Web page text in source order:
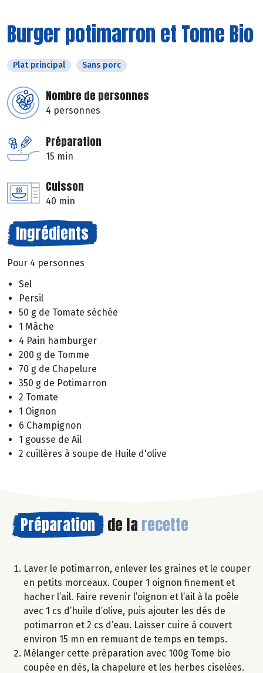
Burger potimarron et Tome Bio
Plat principal Sans porc
Nombre de personnes
4 personnes
Préparation
15 min
Cuisson
40 min
Ingrédients
Pour 4 personnes
Sel
Persil
50 g de Tomate séchée
1 Mâche
4 Pain hamburger
200 g de Tomme
70 g de Chapelure
350 g de Potimarron
2 Tomate
1 Oignon
6 Champignon
1 gousse de Ail
2 cuillères à soupe de Huile d'olive
Préparation de la recette
Laver le potimarron, enlever les graines et le couper
en petits morceaux. Couper 1 oignon finement et
hacher l’ail. Faire revenir l’oignon et l’ail à la poêle
avec 1 cs d’huile d’olive, puis ajouter les dés de
potimarron et 2 cs d’eau. Laisser cuire à couvert
environ 15 mn en remuant de temps en temps.
Mélanger cette préparation avec 100g Tome bio
coupée en dés, la chapelure et les herbes ciselées.